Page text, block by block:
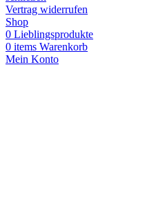
Vertrag widerrufen
Shop
0 Lieblingsprodukte
0 items Warenkorb
Mein Konto